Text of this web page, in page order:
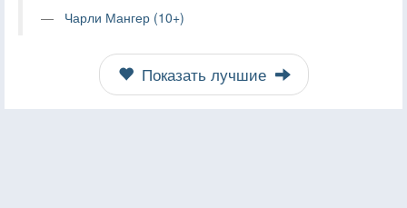
Чарли Мангер (10+)
Показать лучшие